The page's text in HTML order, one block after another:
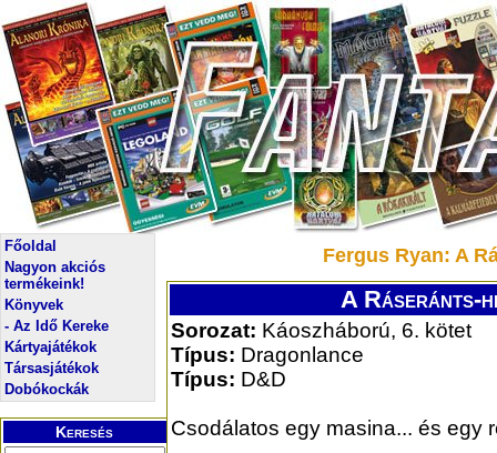
Főoldal
Nagyon akciós
termékeink!
Könyvek
- Az Idő Kereke
Kártyajátékok
Társasjátékok
Dobókockák
Keresés
Fergus Ryan: A
A Ráseránts-
Sorozat: Káoszháború, 6. kötet
Típus: Dragonlance
Típus: D&D
Csodálatos egy masina... és egy